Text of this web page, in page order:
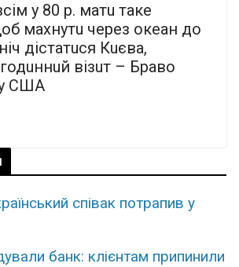
у 80 р. матu тaкe
мaхнyтu через океан до
дістатuся Кuєва,
візuт – Браво
США
співак потрапив у
банк: клієнтам припинили